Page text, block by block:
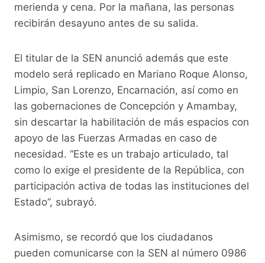
merienda y cena. Por la mañana, las personas
recibirán desayuno antes de su salida.
El titular de la SEN anunció además que este
modelo será replicado en Mariano Roque Alonso,
Limpio, San Lorenzo, Encarnación, así como en
las gobernaciones de Concepción y Amambay,
sin descartar la habilitación de más espacios con
apoyo de las Fuerzas Armadas en caso de
necesidad. “Este es un trabajo articulado, tal
como lo exige el presidente de la República, con
participación activa de todas las instituciones del
Estado”, subrayó.
Asimismo, se recordó que los ciudadanos
pueden comunicarse con la SEN al número 0986